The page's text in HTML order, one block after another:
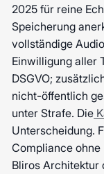
2025 für reine
Speicherung
vollständige
Einwilligung aller
DSGVO;
nicht-öffentlich
unter Strafe. Die
Unterscheidung.
Compliance
Bliros Architektur